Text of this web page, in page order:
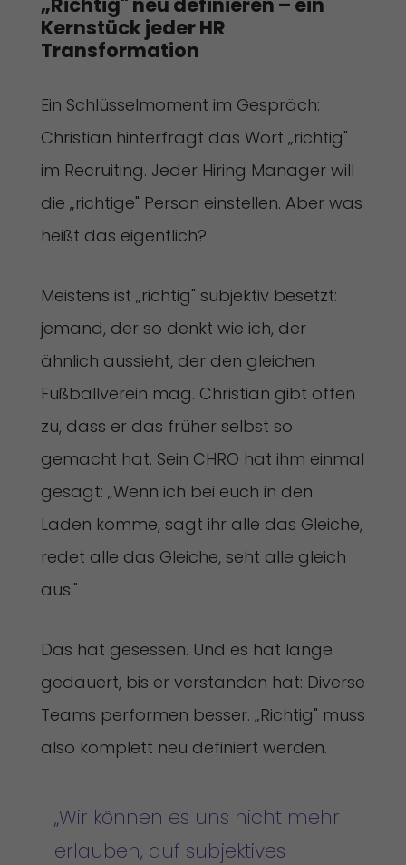
Kernstück jeder HR
Transformation
Ein Schlüsselmoment im Gespräch:
Christian hinterfragt das Wort „richtig"
im Recruiting. Jeder Hiring Manager will
die „richtige" Person einstellen. Aber was
heißt das eigentlich?
Meistens ist „richtig" subjektiv besetzt:
jemand, der so denkt wie ich, der
ähnlich aussieht, der den gleichen
Fußballverein mag. Christian gibt offen
zu, dass er das früher selbst so
gemacht hat. Sein CHRO hat ihm einmal
gesagt: „Wenn ich bei euch in den
Laden komme, sagt ihr alle das Gleiche,
redet alle das Gleiche, seht alle gleich
aus."
Das hat gesessen. Und es hat lange
gedauert, bis er verstanden hat: Diverse
Teams performen besser. „Richtig" muss
also komplett neu definiert werden.
„Wir können es uns nicht mehr
erlauben, auf subjektives